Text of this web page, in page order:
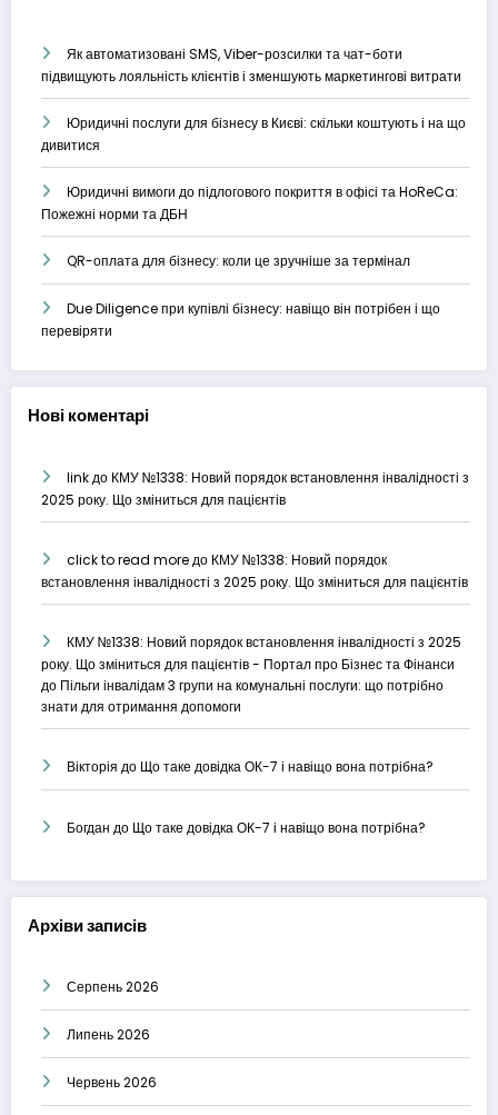
Як автоматизовані SMS, Viber-розсилки та чат-боти
підвищують лояльність клієнтів і зменшують маркетингові витрати
Юридичні послуги для бізнесу в Києві: скільки коштують і на що
дивитися
Юридичні вимоги до підлогового покриття в офісі та HoReCa:
Пожежні норми та ДБН
QR-оплата для бізнесу: коли це зручніше за термінал
Due Diligence при купівлі бізнесу: навіщо він потрібен і що
перевіряти
Нові коментарі
linkдо КМУ №1338: Новий порядок встановлення інвалідності з
2025 року. Що зміниться для пацієнтів
click to read moreдо КМУ №1338: Новий порядок
встановлення інвалідності з 2025 року. Що зміниться для пацієнтів
КМУ №1338: Новий порядок встановлення інвалідності з 2025
року. Що зміниться для пацієнтів - Портал про Бізнес та Фінанси
до Пільги інвалідам 3 групи на комунальні послуги: що потрібно
знати для отримання допомоги
Вікторія до Що таке довідка ОК-7 і навіщо вона потрібна?
Богдан до Що таке довідка ОК-7 і навіщо вона потрібна?
Архіви записів
Серпень 2026
Липень 2026
Червень 2026